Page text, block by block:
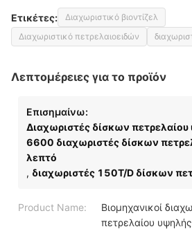
Ετικέτες:
Διαχωριστικό βιοντίζελ
Διαχωριστικό πετρελαιοειδών
Λεπτομέρειες για το προϊόν
Επισημαίνω:
Διαχωριστές δίσκων
6600 διαχωριστές δίσκων
λεπτό
, διαχωριστές 150T/D δίσκων
Product Name:
Βιομηχανικοί
πετρελαίου